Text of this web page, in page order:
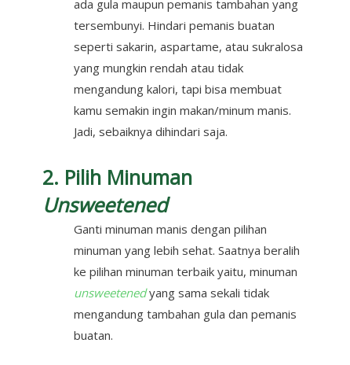
ada gula maupun pemanis tambahan yang
tersembunyi. Hindari pemanis buatan
seperti sakarin, aspartame, atau sukralosa
yang mungkin rendah atau tidak
mengandung kalori, tapi bisa membuat
kamu semakin ingin makan/minum manis.
Jadi, sebaiknya dihindari saja.
2. Pilih Minuman
Unsweetened
Ganti minuman manis dengan pilihan
minuman yang lebih sehat. Saatnya beralih
ke pilihan minuman terbaik yaitu, minuman
unsweetenedyang sama sekali tidak
mengandung tambahan gula dan pemanis
buatan.